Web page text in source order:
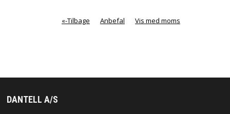
«-Tilbage Anbefal Vis med moms
DANTELL A/S